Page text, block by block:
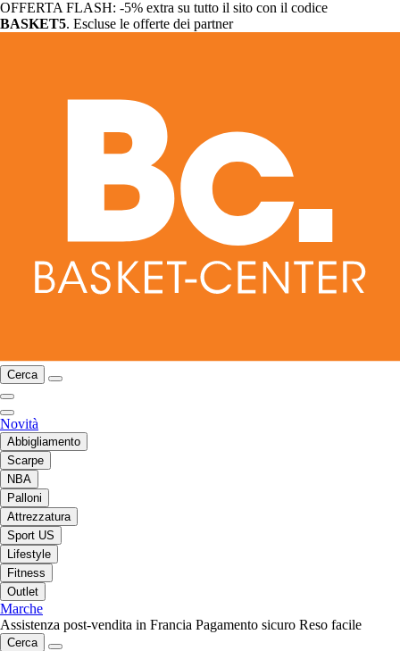
OFFERTA FLASH: -5% extra su tutto il sito con il codice
BASKET5. Escluse le offerte dei partner
Cerca
Novità
Abbigliamento
Scarpe
NBA
Palloni
Attrezzatura
Sport US
Lifestyle
Fitness
Outlet
Marche
Assistenza post-vendita in Francia Pagamento sicuro Reso facile
Cerca